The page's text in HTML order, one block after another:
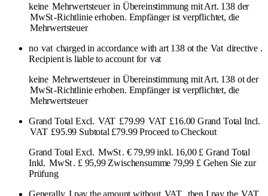
keine Mehrwertsteuer in Übereinstimmung mit Art. 138 der
MwSt-Richtlinie erhoben. Empfänger ist verpflichtet, die
Mehrwertsteuer
no vat charged in accordance with art 138 ot the Vat directive .
Recipient is liable to account for vat
keine Mehrwertsteuer in Übereinstimmung mit Art. 138 ot der
MwSt-Richtlinie erhoben. Empfänger ist verpflichtet, die
Mehrwertsteuer
Grand Total Excl. VAT £79.99 VAT £16.00 Grand Total Incl.
VAT £95.99 Subtotal £79.99 Proceed to Checkout
Grand Total Excl. MwSt. € 79,99 inkl. 16,00 £ Grand Total
Inkl. MwSt. £ 95,99 Zwischensumme 79,99 £ Gehen Sie zur
Prüfung
Generally, I pay the amount without VAT, then I pay the VAT